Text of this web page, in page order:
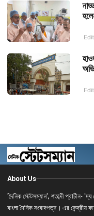
About Us
'দৈনিক স্টেটসম্যান', শতাব্দী প্রাচীন-
বাংলা দৈনিক সংবাদপত্র। এর কেন্দ্রীয়